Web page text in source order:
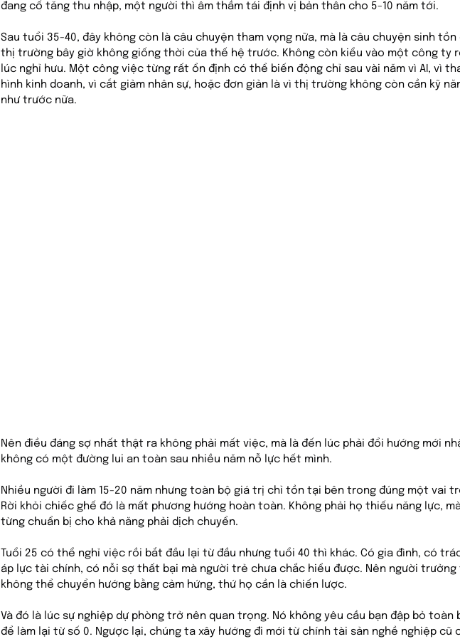
đang cố tăng thu nhập, một người thì âm thầm tái định vị bản thân cho 5-10 năm tới.
Sau tuổi 35-40, đây không còn là câu chuyện tham vọng nữa, mà là câu chuyện sinh tồn
thị trường bây giờ không giống thời của thế hệ trước. Không còn kiểu vào một công ty
lúc nghỉ hưu. Một công việc từng rất ổn định có thể biến động chỉ sau vài năm vì AI, vì
hình kinh doanh, vì cắt giảm nhân sự, hoặc đơn giản là vì thị trường không còn cần kỹ
như trước nữa.
Nên điều đáng sợ nhất thật ra không phải mất việc, mà là đến lúc phải đổi hướng mới
không có một đường lui an toàn sau nhiều năm nỗ lực hết mình.
Nhiều người đi làm 15-20 năm nhưng toàn bộ giá trị chỉ tồn tại bên trong đúng một vai
Rời khỏi chiếc ghế đó là mất phương hướng hoàn toàn. Không phải họ thiếu năng lực,
từng chuẩn bị cho khả năng phải dịch chuyển.
Tuổi 25 có thể nghỉ việc rồi bắt đầu lại từ đầu nhưng tuổi 40 thì khác. Có gia đình, có
áp lực tài chính, có nỗi sợ thất bại mà người trẻ chưa chắc hiểu được. Nên người trưởng
không thể chuyển hướng bằng cảm hứng, thứ họ cần là chiến lược.
Và đó là lúc sự nghiệp dự phòng trở nên quan trọng. Nó không yêu cầu bạn đập bỏ toàn
để làm lại từ số 0. Ngược lại, chúng ta xây hướng đi mới từ chính tài sản nghề nghiệp cũ